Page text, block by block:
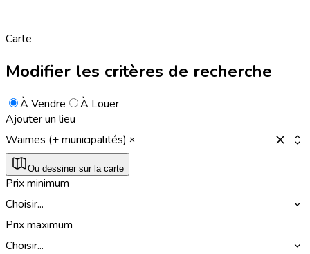
Carte
Modifier les critères de recherche
À Vendre
À Louer
Ajouter un lieu
Waimes (+ municipalités)
Ou dessiner sur la carte
Prix minimum
Choisir...
Prix maximum
Choisir...